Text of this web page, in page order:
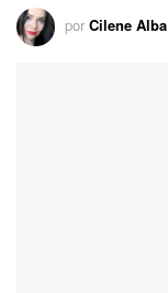
por Cilene Alba